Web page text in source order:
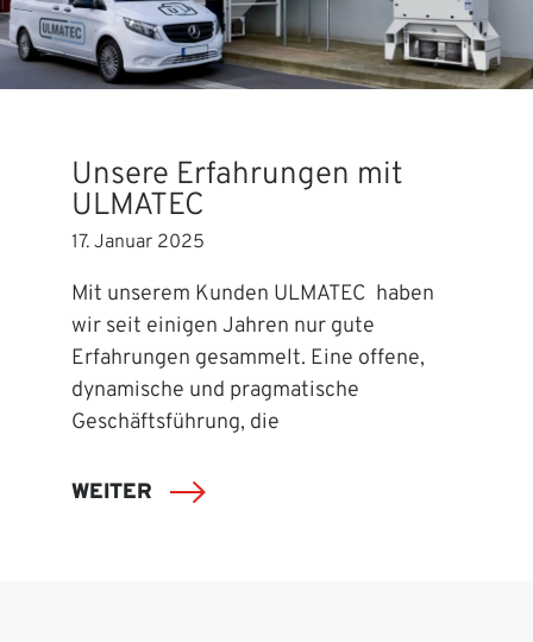
Unsere Erfahrungen mit
ULMATEC
17. Januar 2025
Mit unserem Kunden ULMATEC haben
wir seit einigen Jahren nur gute
Erfahrungen gesammelt. Eine offene,
dynamische und pragmatische
Geschäftsführung, die
WEITER